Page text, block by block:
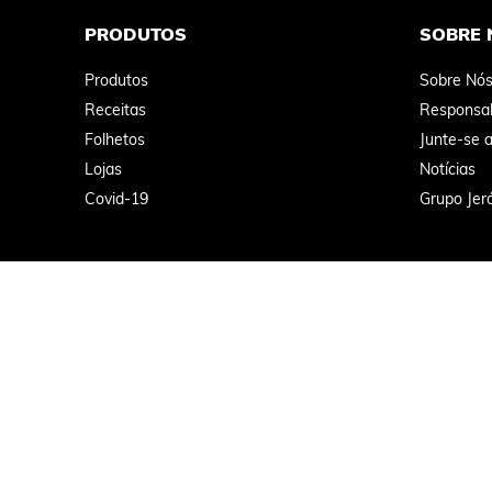
PRODUTOS
Produtos
Receitas
Folhetos
Lojas
Covid-19
SOBRE
Sobre Nós
Junte-se
Notícias
Grupo